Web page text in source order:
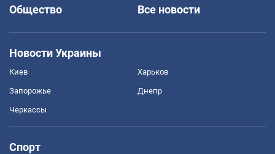
Общество
Все новости
Новости Украины
Киев Харьков
Запорожье Днепр
Черкассы
Спорт